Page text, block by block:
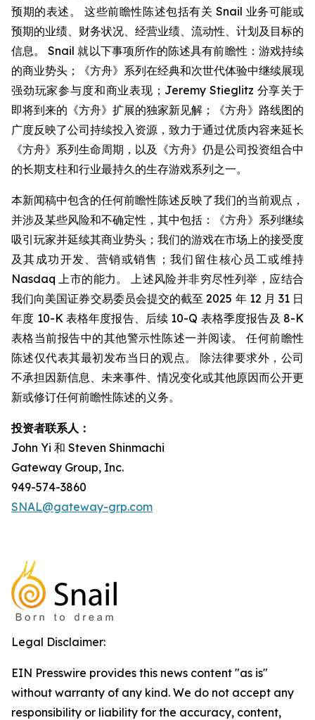
预期的表述。 这些前瞻性陈述包括有关 Snail 业务可能或
预期的业绩、财务状况、经营业绩、流动性、计划及目标的
信息。 Snail 就以下事项所作的陈述具有前瞻性：游戏持续
的商业势头；《方舟》系列在经典和次世代体验中继续展现
强劲玩家参与度和商业表现；Jeremy Stieglitz 分享关于
即将到来的《方舟》扩展的独家新见解；《方舟》路线图的
广度反映了公司持续投入资源，致力于通过优质内容来延长
《方舟》系列生命周期，以及《方舟》仍是公司投资组合中
的长期支柱和行业最持久的生存游戏系列之一。
本新闻稿中包含的任何前瞻性陈述反映了我们的当前观点，
并涉及某些风险和不确定性，其中包括：《方舟》系列继续
吸引玩家并延续其商业势头；我们的游戏在市场上的接受度
及其成功开发、营销或销售；我们留住核心员工或维持
Nasdaq 上市的能力。 上述风险并非穷尽性列举，应结合
我们向美国证券交易委员会提交的截至 2025 年 12 月 31 日
年度 10-K 表格年度报告、后续 10-Q 表格季度报告及 8-K
表格当前报告中的其他警示性陈述一并阅读。 任何前瞻性
陈述仅代表其最初发布当日的观点。 除法律要求外，公司
不承担因新信息、未来事件、情况变化或其他原因而公开更
新或修订任何前瞻性陈述的义务。
投资者联系人：
John Yi 和 Steven Shinmachi
Gateway Group, Inc.
949-574-3860
SNAL@gateway-grp.com
Legal Disclaimer:
EIN Presswire provides this news content "as is"
without warranty of any kind. We do not accept any
responsibility or liability for the accuracy, content,